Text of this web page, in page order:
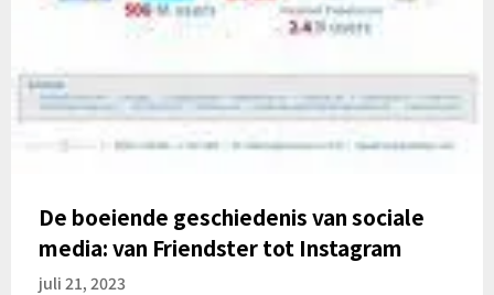
De boeiende geschiedenis van sociale
media: van Friendster tot Instagram
juli 21, 2023